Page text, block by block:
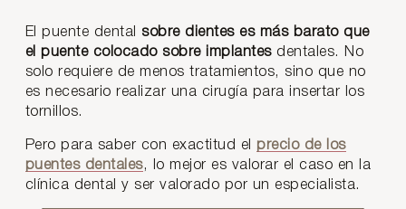
El puente dental sobre dientes es más barato que
el puente colocado sobre implantes dentales. No
solo requiere de menos tratamientos, sino que no
es necesario realizar una cirugía para insertar los
tornillos.
Pero para saber con exactitud el precio de los
puentes dentales, lo mejor es valorar el caso en la
clínica dental y ser valorado por un especialista.